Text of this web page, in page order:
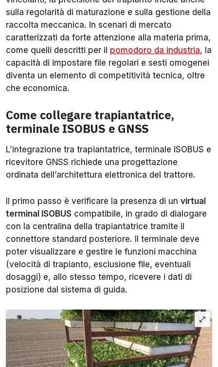
sulla regolarità di maturazione e sulla gestione della
raccolta meccanica. In scenari di mercato
caratterizzati da forte attenzione alla materia prima,
come quelli descritti per il pomodoro da industria, la
capacità di impostare file regolari e sesti omogenei
diventa un elemento di competitività tecnica, oltre
che economica.
Come collegare trapiantatrice,
terminale ISOBUS e GNSS
L’integrazione tra trapiantatrice, terminale ISOBUS e
ricevitore GNSS richiede una progettazione
ordinata dell’architettura elettronica del trattore.
Il primo passo è verificare la presenza di un virtual
terminal ISOBUS compatibile, in grado di dialogare
con la centralina della trapiantatrice tramite il
connettore standard posteriore. Il terminale deve
poter visualizzare e gestire le funzioni macchina
(velocità di trapianto, esclusione file, eventuali
dosaggi) e, allo stesso tempo, ricevere i dati di
posizione dal sistema di guida.